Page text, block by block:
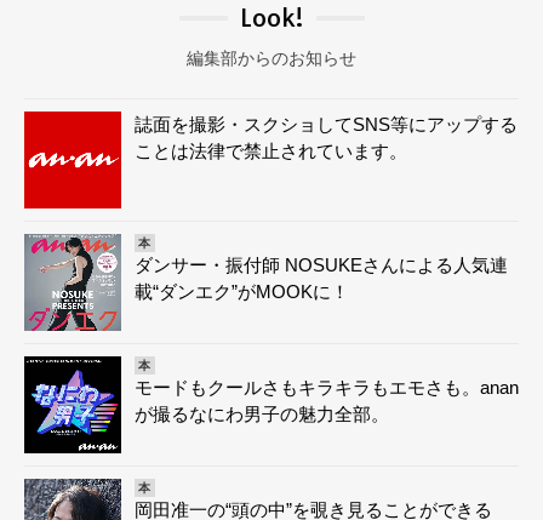
Look!
編集部からのお知らせ
誌面を撮影・スクショしてSNS等にアップする
ことは法律で禁止されています。
本
ダンサー・振付師 NOSUKEさんによる人気連
載“ダンエク”がMOOKに！
本
モードもクールさもキラキラもエモさも。anan
が撮るなにわ男子の魅力全部。
本
岡田准一の“頭の中”を覗き見ることができる